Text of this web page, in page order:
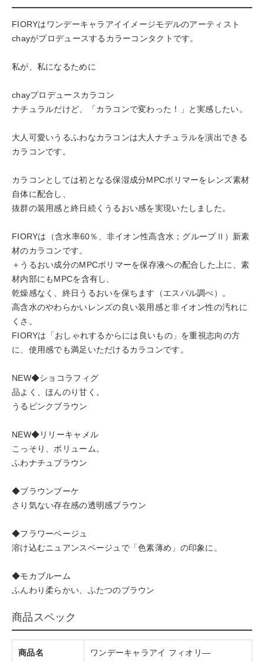
FIORYはワンデーキャラアイイメージモデルのアーティスト
chayがプロデュースするカラーコンタクトです。
私が、私になるために
chayプロデュースカラコン
ナチュラルだけど、「カラコンで変わった！」と実感したい。
大人可愛いうるふわなカラコンは大人ナチュラルを演出できる
カラコンです。
カラコンとしては初となる保湿成分MPCポリマーをレンズ素材
自体に配合し、
抜群の装用感と終日続くうるおい感を実現いたしました。
FIORYは（含水率60％、非イオン性高含水；グループⅡ）新素
材のカラコンです。
＋うるおい成分のMPCポリマーを保存液への配合した上に、素
材内部にもMPCを含有し、
乾燥感なく、終日うるおいを保ちます（エスパル調べ）。
高含水のやわらかいレンズの良い装用感と非イオン性の汚れに
くさ。
FIORYは「おしゃれするからには良いもの」を重視志向の方
に、使用感でも満足いただけるカラコンです。
NEW◆ショコラフィグ
品よく、ほんのり甘く。
うるピンクブラウン
NEW◆リリーキャメル
こっそり、ボリューム。
ふわナチュブラウン
◆ブラウンブーケ
さり気ない存在感の透明感ブラウン
◆フラワーベージュ
溶け込むニュアンスベージュで「色素薄め」の印象に。
◆モカブルーム
ふんわり柔らかい、ふたつのブラウン
商品スペック
商品名 ワンデーキャラアイ フィオリ―